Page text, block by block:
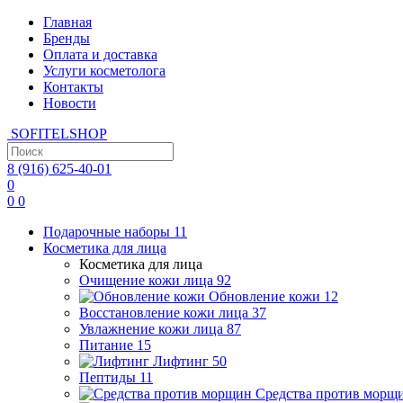
Главная
Бренды
Оплата и доставка
Услуги косметолога
Контакты
Новости
SOFITELSHOP
8 (916) 625-40-01
0
0 0
Подарочные наборы 11
Косметика для лица
Косметика для лица
Очищение кожи лица 92
Обновление кожи 12
Восстановление кожи лица 37
Увлажнение кожи лица 87
Питание 15
Лифтинг 50
Пептиды 11
Средства против